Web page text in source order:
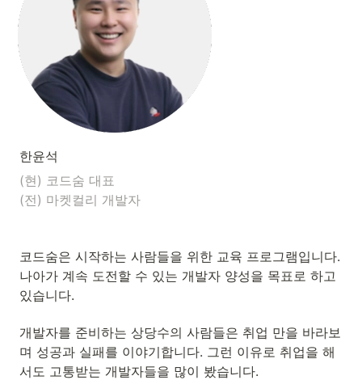
한윤석
(현) 코드숨 대표
(전) 마켓컬리 개발자
코드숨은 시작하는 사람들을 위한 교육 프로그램입니다.
나아가 계속 도전할 수 있는 개발자 양성을 목표로 하고
있습니다.
개발자를 준비하는 상당수의 사람들은 취업 만을 바라보
며 성공과 실패를 이야기합니다. 그런 이유로 취업을 해
서도 고통받는 개발자들을 많이 봤습니다.